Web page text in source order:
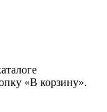
«В корзину».